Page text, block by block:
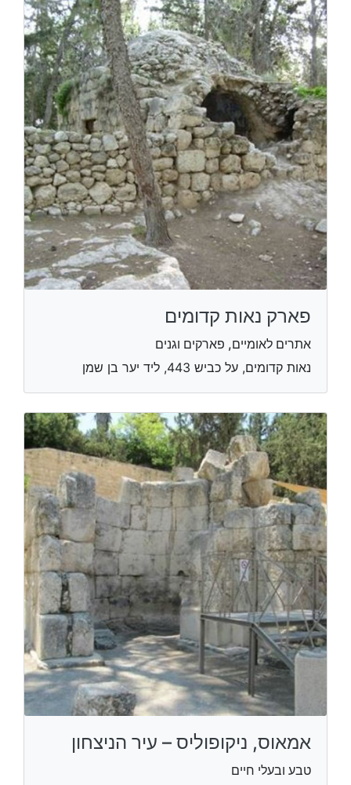
פארק נאות קדומים
אתרים לאומיים, פארקים וגנים
נאות קדומים, על כביש 443, ליד יער בן שמן
אמאוס, ניקופוליס – עיר הניצחון
טבע ובעלי חיים